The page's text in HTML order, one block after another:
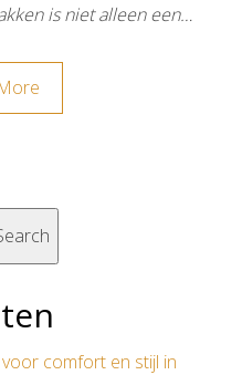
is niet alleen een…
comfort en stijl in